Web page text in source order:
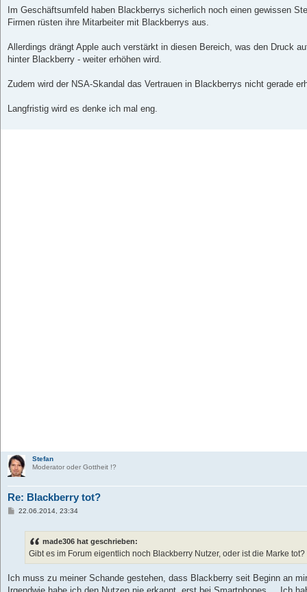
i
r
Im Geschäftsumfeld haben Blackberrys sicherlich noch einen gewissen
Firmen rüsten ihre Mitarbeiter mit Blackberrys aus.
Allerdings drängt Apple auch verstärkt in diesen Bereich, was den Druck
hinter Blackberry - weiter erhöhen wird.
Zudem wird der NSA-Skandal das Vertrauen in Blackberrys nicht gerade
Langfristig wird es denke ich mal eng.
Stefan
Moderator oder Gottheit !?
Re: Blackberry tot?
B22.06.2014, 23:34
made306 hat geschrieben:
Gibt es im Forum eigentlich noch Blackberry Nutzer, oder ist die Marke tot?
Ich muss zu meiner Schande gestehen, dass Blackberry seit Beginn an